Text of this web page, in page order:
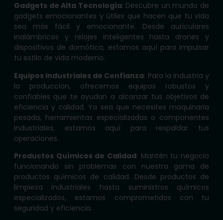
Gadgets de Alta Tecnología: Descubre un mundo de
gadgets emocionantes y útiles que hacen que tu vida
sea más fácil y emocionante. Desde auriculares
inalámbricos y relojes inteligentes hasta drones y
dispositivos de domótica, estamos aquí para impulsar
tu estilo de vida moderno.
Equipos Industriales de Confianza: Para la industria y
la producción, ofrecemos equipos robustos y
confiables que te ayudan a alcanzar tus objetivos de
eficiencia y calidad. Ya sea que necesites maquinaria
pesada, herramientas especializadas o componentes
industriales, estamos aquí para respaldar tus
operaciones.
Productos Químicos de Calidad: Mantén tu negocio
funcionando sin problemas con nuestra gama de
productos químicos de calidad. Desde productos de
limpieza industriales hasta suministros químicos
especializados, estamos comprometidos con tu
seguridad y eficiencia.